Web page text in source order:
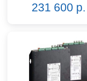
231 600 р.